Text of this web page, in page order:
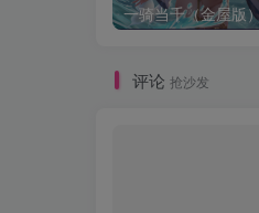
评论 抢沙发